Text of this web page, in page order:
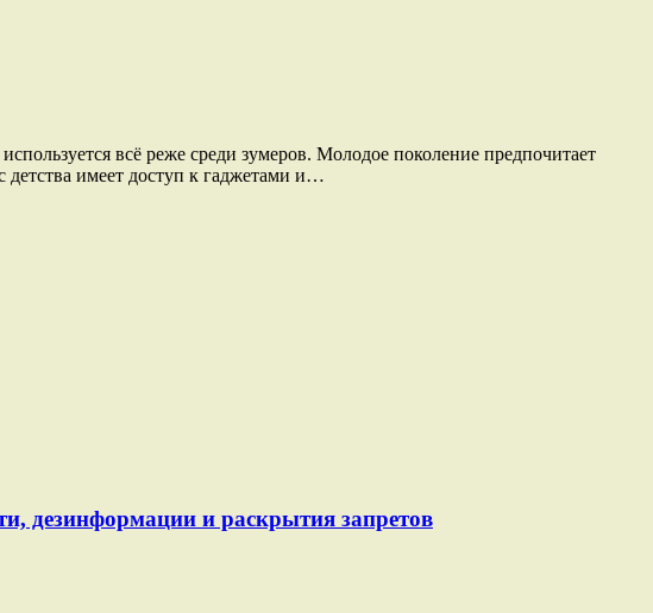
всё реже среди зумеров. Молодое поколение предпочитает
детства имеет доступ к гаджетами и…
дезинформации и раскрытия запретов